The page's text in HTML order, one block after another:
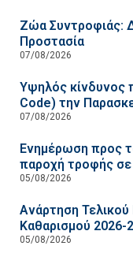
Ζώα Συντροφιάς:
Προστασία
07/08/2026
Υψηλός κίνδυνος
Code) την
07/08/2026
Ενημέρωση προς
παροχή τροφής σε
05/08/2026
Ανάρτηση Τελικού
Καθαρισμού 2026-
05/08/2026